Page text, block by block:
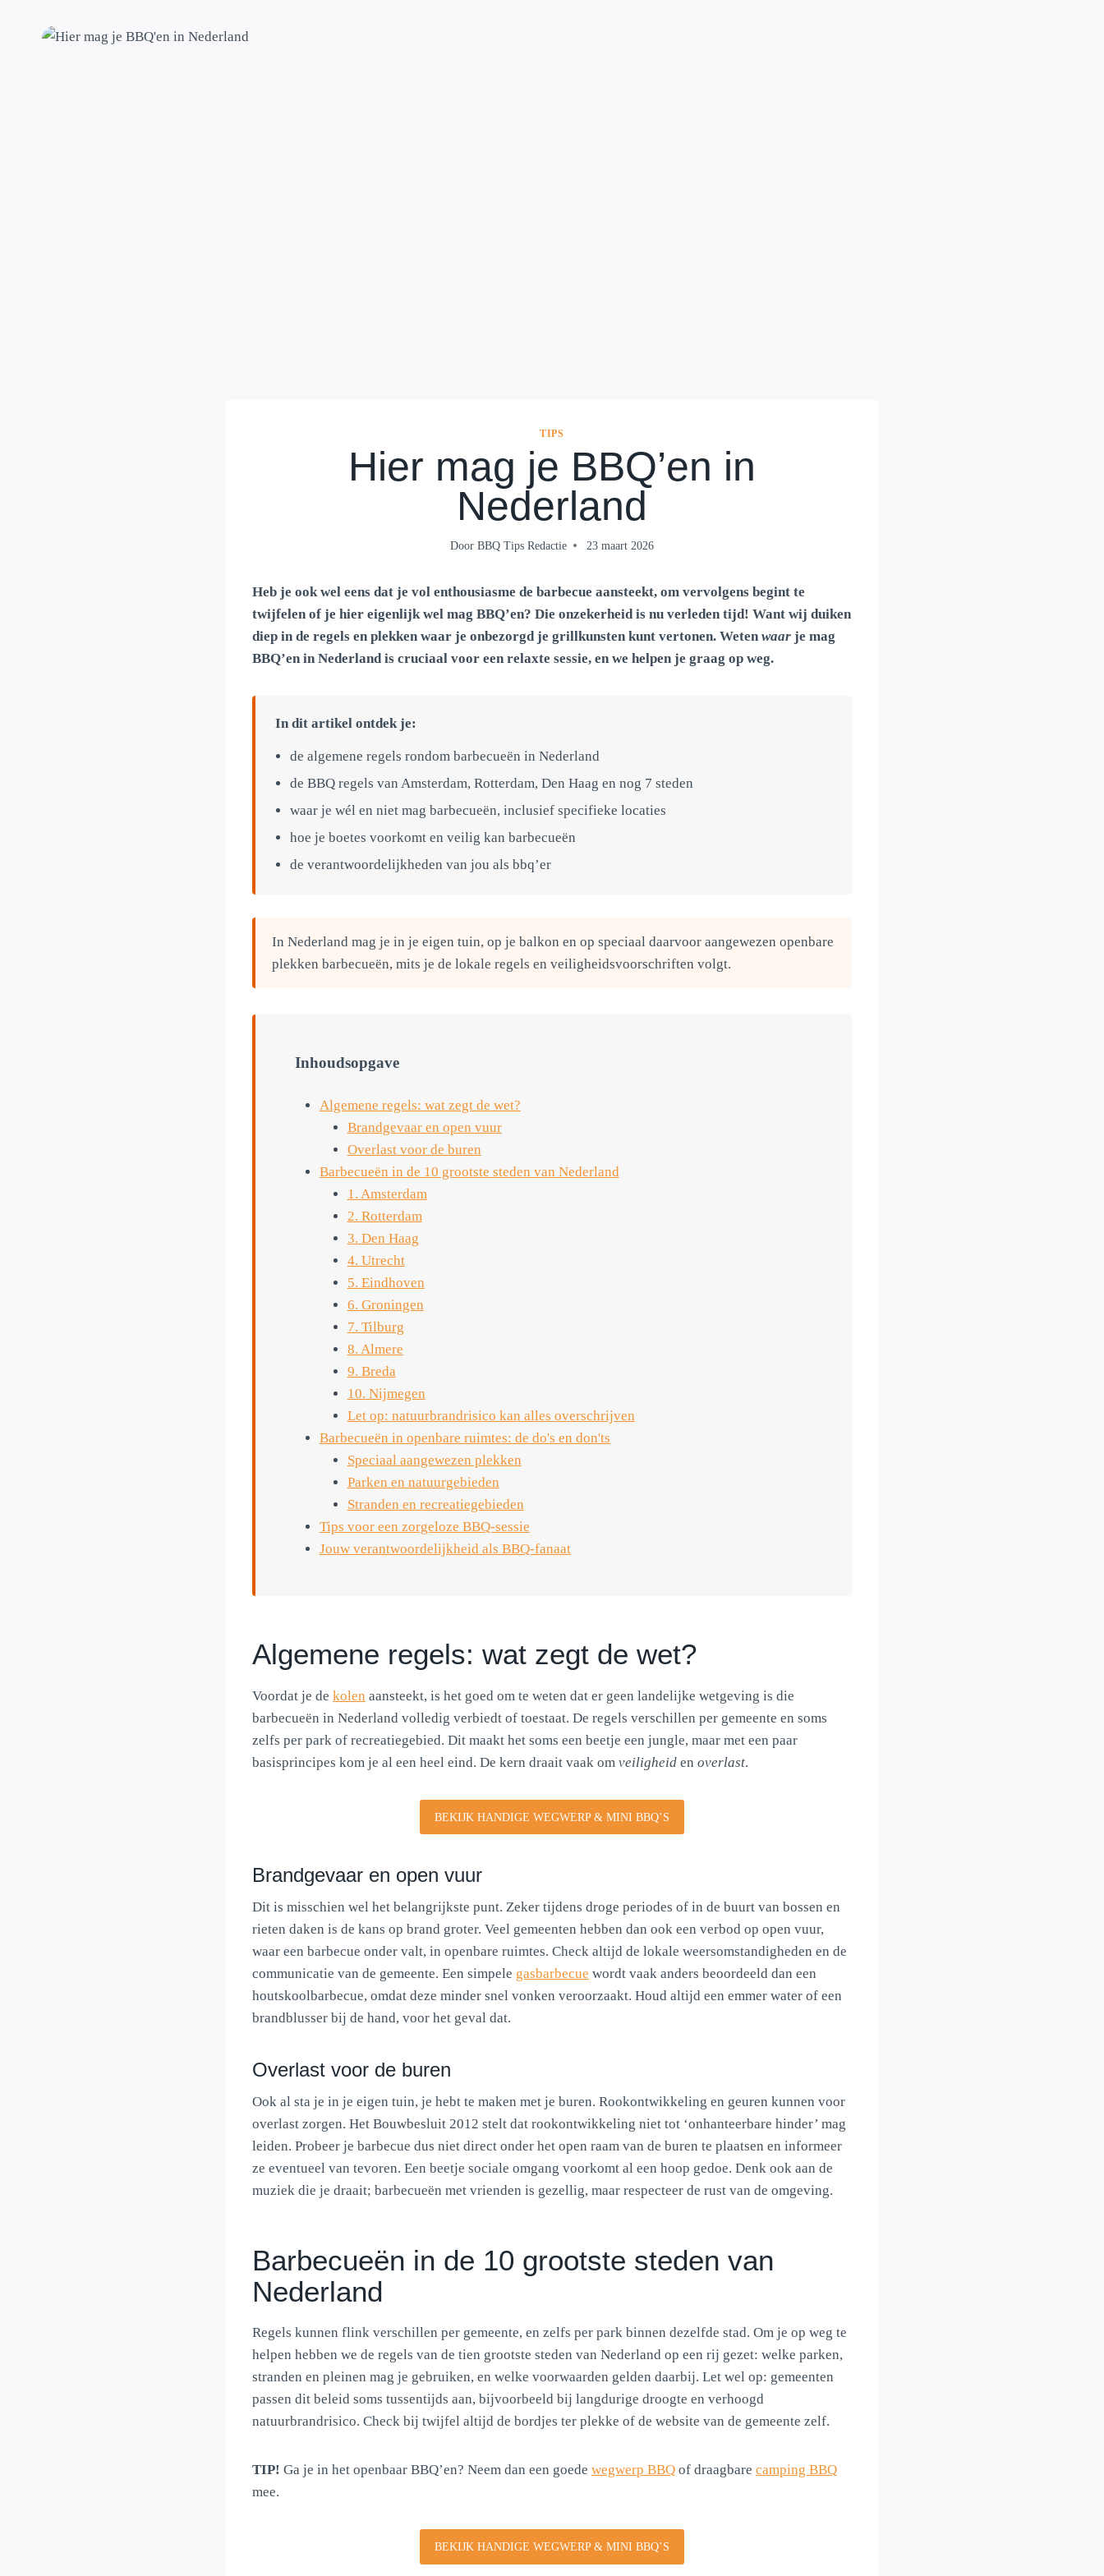
TIPS
Hier mag je BBQ’en in
Nederland
Door BBQ Tips Redactie 23 maart 2026
Heb je ook wel eens dat je vol enthousiasme de barbecue aansteekt, om vervolgens begint te
twijfelen of je hier eigenlijk wel mag BBQ’en? Die onzekerheid is nu verleden tijd! Want wij duiken
diep in de regels en plekken waar je onbezorgd je grillkunsten kunt vertonen. Weten waar je mag
BBQ’en in Nederland is cruciaal voor een relaxte sessie, en we helpen je graag op weg.
In dit artikel ontdek je:
de algemene regels rondom barbecueën in Nederland
de BBQ regels van Amsterdam, Rotterdam, Den Haag en nog 7 steden
waar je wél en niet mag barbecueën, inclusief specifieke locaties
hoe je boetes voorkomt en veilig kan barbecueën
de verantwoordelijkheden van jou als bbq’er
In Nederland mag je in je eigen tuin, op je balkon en op speciaal daarvoor aangewezen openbare
plekken barbecueën, mits je de lokale regels en veiligheidsvoorschriften volgt.
Inhoudsopgave
Algemene regels: wat zegt de wet?
Brandgevaar en open vuur
Overlast voor de buren
Barbecueën in de 10 grootste steden van Nederland
1. Amsterdam
2. Rotterdam
3. Den Haag
4. Utrecht
5. Eindhoven
6. Groningen
7. Tilburg
8. Almere
9. Breda
10. Nijmegen
Let op: natuurbrandrisico kan alles overschrijven
Barbecueën in openbare ruimtes: de do's en don'ts
Speciaal aangewezen plekken
Parken en natuurgebieden
Stranden en recreatiegebieden
Tips voor een zorgeloze BBQ-sessie
Jouw verantwoordelijkheid als BBQ-fanaat
Algemene regels: wat zegt de wet?
Voordat je de kolen aansteekt, is het goed om te weten dat er geen landelijke wetgeving is die
barbecueën in Nederland volledig verbiedt of toestaat. De regels verschillen per gemeente en soms
zelfs per park of recreatiegebied. Dit maakt het soms een beetje een jungle, maar met een paar
basisprincipes kom je al een heel eind. De kern draait vaak om veiligheid en overlast.
BEKIJK HANDIGE WEGWERP & MINI BBQ’S
Brandgevaar en open vuur
Dit is misschien wel het belangrijkste punt. Zeker tijdens droge periodes of in de buurt van bossen en
rieten daken is de kans op brand groter. Veel gemeenten hebben dan ook een verbod op open vuur,
waar een barbecue onder valt, in openbare ruimtes. Check altijd de lokale weersomstandigheden en de
communicatie van de gemeente. Een simpele gasbarbecue wordt vaak anders beoordeeld dan een
houtskoolbarbecue, omdat deze minder snel vonken veroorzaakt. Houd altijd een emmer water of een
brandblusser bij de hand, voor het geval dat.
Overlast voor de buren
Ook al sta je in je eigen tuin, je hebt te maken met je buren. Rookontwikkeling en geuren kunnen voor
overlast zorgen. Het Bouwbesluit 2012 stelt dat rookontwikkeling niet tot ‘onhanteerbare hinder’ mag
leiden. Probeer je barbecue dus niet direct onder het open raam van de buren te plaatsen en informeer
ze eventueel van tevoren. Een beetje sociale omgang voorkomt al een hoop gedoe. Denk ook aan de
muziek die je draait; barbecueën met vrienden is gezellig, maar respecteer de rust van de omgeving.
Barbecueën in de 10 grootste steden van
Nederland
Regels kunnen flink verschillen per gemeente, en zelfs per park binnen dezelfde stad. Om je op weg te
helpen hebben we de regels van de tien grootste steden van Nederland op een rij gezet: welke parken,
stranden en pleinen mag je gebruiken, en welke voorwaarden gelden daarbij. Let wel op: gemeenten
passen dit beleid soms tussentijds aan, bijvoorbeeld bij langdurige droogte en verhoogd
natuurbrandrisico. Check bij twijfel altijd de bordjes ter plekke of de website van de gemeente zelf.
TIP! Ga je in het openbaar BBQ’en? Neem dan een goede wegwerp BBQ of draagbare camping BBQ
mee.
BEKIJK HANDIGE WEGWERP & MINI BBQ’S